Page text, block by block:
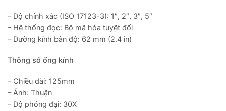
– Độ chính xác (ISO 17123-3): 1″, 2″, 3″, 5″
– Hệ thống đọc: Bộ mã hóa tuyệt đối
– Đường kính bàn độ: 62 mm (2.4 in)
Thông số ống kính
– Chiều dài: 125mm
– Ảnh: Thuận
– Độ phóng đại: 30X